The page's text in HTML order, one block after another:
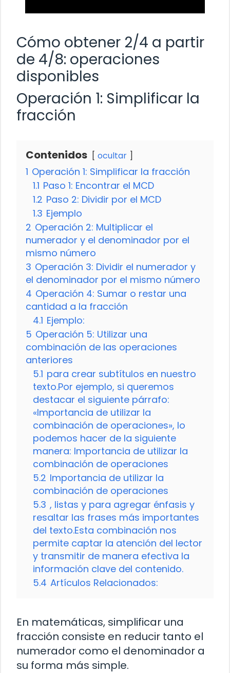
Cómo obtener 2/4 a partir
de 4/8: operaciones
disponibles
Operación 1: Simplificar la
fracción
Contenidos ocultar
1 Operación 1: Simplificar la fracción
1.1 Paso 1: Encontrar el MCD
1.2 Paso 2: Dividir por el MCD
1.3 Ejemplo
2 Operación 2: Multiplicar el
numerador y el denominador por el
mismo número
3 Operación 3: Dividir el numerador y
el denominador por el mismo número
4 Operación 4: Sumar o restar una
cantidad a la fracción
4.1 Ejemplo:
5 Operación 5: Utilizar una
combinación de las operaciones
anteriores
5.1 para crear subtítulos en nuestro
texto.Por ejemplo, si queremos
destacar el siguiente párrafo:
«Importancia de utilizar la
combinación de operaciones», lo
podemos hacer de la siguiente
manera: Importancia de utilizar la
combinación de operaciones
5.2 Importancia de utilizar la
combinación de operaciones
5.3 , listas y para agregar énfasis y
resaltar las frases más importantes
del texto.Esta combinación nos
permite captar la atención del lector
y transmitir de manera efectiva la
información clave del contenido.
5.4 Artículos Relacionados:
En matemáticas, simplificar una
fracción consiste en reducir tanto el
numerador como el denominador a
su forma más simple.